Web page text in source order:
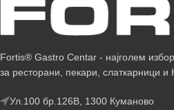
Fortis® Gastro Centar - најголем
за ресторани, пекари, слаткарници и
Ул.100 бр.126В, 1300 Куманово